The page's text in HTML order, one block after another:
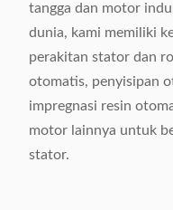
tangga dan motor
dunia, kami memiliki
perakitan stator dan
otomatis, penyisipan
impregnasi resin
motor lainnya untuk
stator.